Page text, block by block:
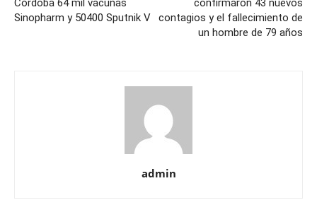
Córdoba 64 mil vacunas
Sinopharm y 50400 Sputnik V
confirmaron 43 nuevos
contagios y el fallecimiento de
un hombre de 79 años
admin